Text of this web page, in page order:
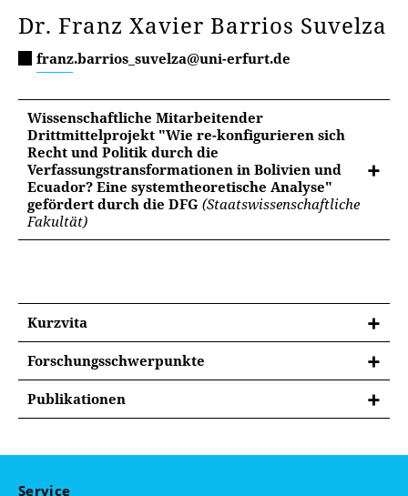
Dr. Franz Xavier Barrios Suvelza
franz.barrios_suvelza@uni-erfurt.de
Wissenschaftliche Mitarbeitender
Drittmittelprojekt "Wie re-konfigurieren sich
Recht und Politik durch die
Verfassungstransformationen in Bolivien und
Ecuador? Eine systemtheoretische Analyse"
gefördert durch die DFG (Staatswissenschaftliche
Fakultät)
Kurzvita
Forschungsschwerpunkte
Demokratie ohne Rechtsstaat
Verfassungstransformation
Publikationen
Constellations Matter: Lessons from the Alleged 2019
Service